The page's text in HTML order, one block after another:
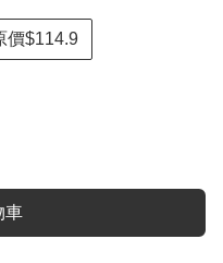
價$114.9
車